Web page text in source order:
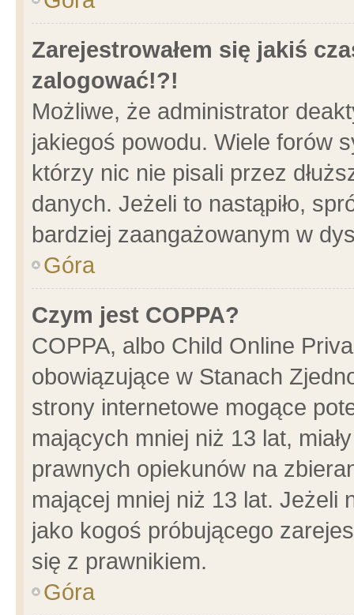
Zarejestrowałem się jakiś
zalogować!?!
Możliwe, że administrator
jakiegoś powodu. Wiele forów
którzy nic nie pisali przez
danych. Jeżeli to nastąpiło,
bardziej zaangażowanym w
Góra
Czym jest COPPA?
COPPA, albo Child Online
obowiązujące w Stanach
strony internetowe mogące
mających mniej niż 13 lat,
prawnych opiekunów na
mającej mniej niż 13 lat. Jeżeli
jako kogoś próbującego
się z prawnikiem.
Góra